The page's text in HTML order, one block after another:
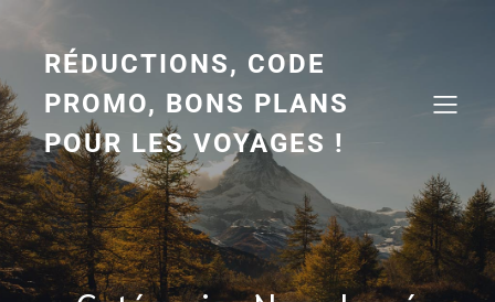
RÉDUCTIONS, CODE
PROMO, BONS PLANS
POUR LES VOYAGES !